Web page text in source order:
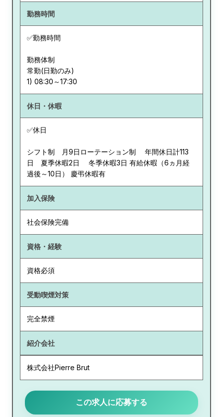
勤務時間
✅勤務時間
勤務体制
常勤(日勤のみ)
休日・休暇
✅休日
シフト制 月9日ローテーション制 年間休日計113
日 夏季休暇2日 冬季休暇3日 有給休暇（6ヵ月経
過後～10日） 慶弔休暇有
加入保険
社会保険完備
資格・経験
資格必須
受動喫煙対策
完全禁煙
紹介会社
株式会社Pierre Brut
この求人に応募する